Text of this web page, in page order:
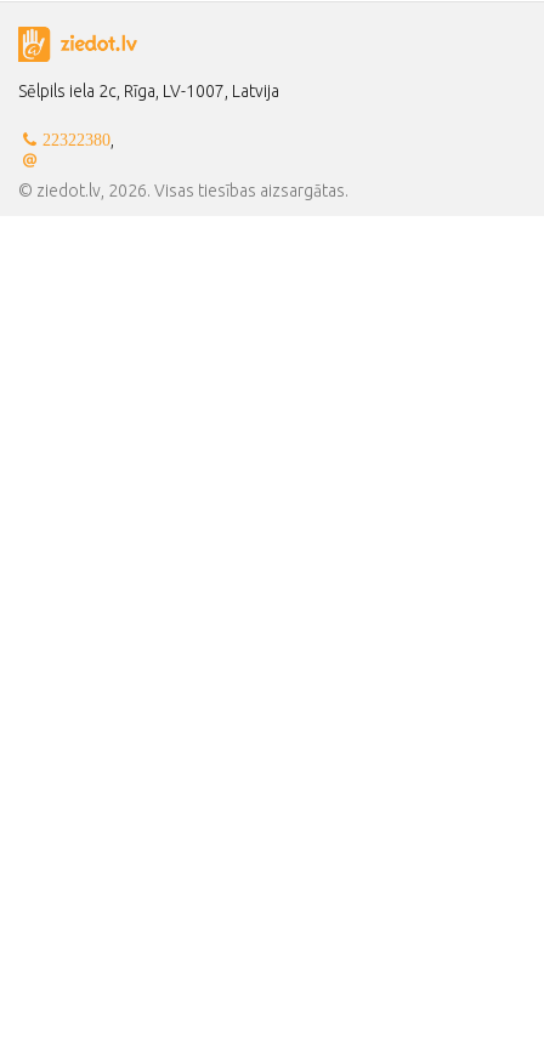
Sēlpils iela 2c, Rīga, LV-1007, Latvija
22322380,
© ziedot.lv, 2026. Visas tiesības aizsargātas.